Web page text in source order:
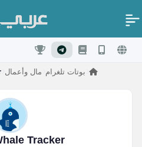
بوتات تلغرام مال وأعمال
Tracker